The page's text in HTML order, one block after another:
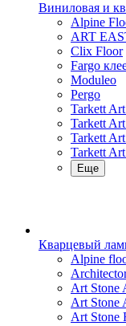
Виниловая и
Alpine
ART
Clix Floor
Fargo
Moduleo
Pergo
Tarkett
Tarkett
Tarkett
Tarkett
Еще
Кварцевый
Alpine
Art Stone
Art Stone
Art Stone